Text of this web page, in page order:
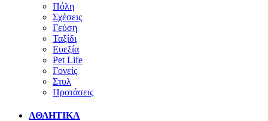
Πόλη
Σχέσεις
Γεύση
Ταξίδι
Ευεξία
Pet Life
Γονείς
Στυλ
Προτάσεις
ΑΘΛΗΤΙΚΑ